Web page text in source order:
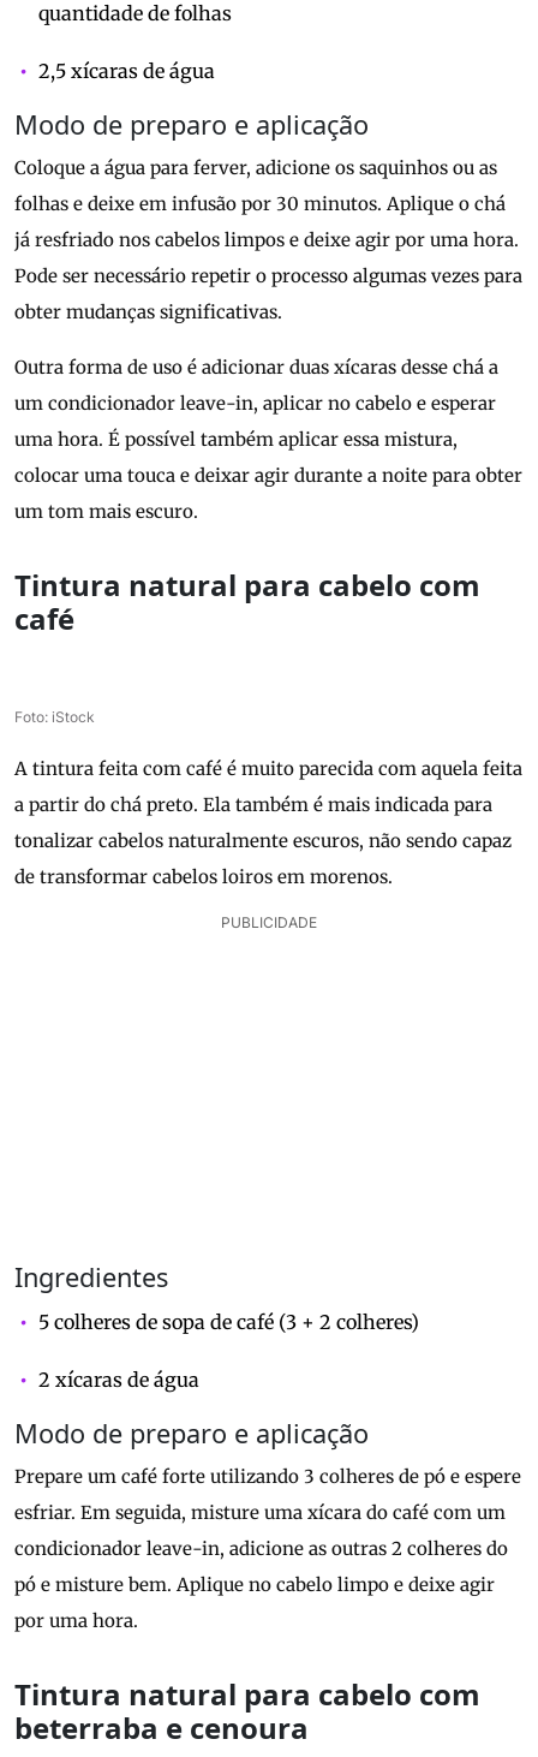
quantidade de folhas
2,5 xícaras de água
Modo de preparo e aplicação
Coloque a água para ferver, adicione os saquinhos ou as
folhas e deixe em infusão por 30 minutos. Aplique o chá
já resfriado nos cabelos limpos e deixe agir por uma hora.
Pode ser necessário repetir o processo algumas vezes para
obter mudanças significativas.
Outra forma de uso é adicionar duas xícaras desse chá a
um condicionador leave-in, aplicar no cabelo e esperar
uma hora. É possível também aplicar essa mistura,
colocar uma touca e deixar agir durante a noite para obter
um tom mais escuro.
Tintura natural para cabelo com
café
Foto: iStock
A tintura feita com café é muito parecida com aquela feita
a partir do chá preto. Ela também é mais indicada para
tonalizar cabelos naturalmente escuros, não sendo capaz
de transformar cabelos loiros em morenos.
PUBLICIDADE
Ingredientes
5 colheres de sopa de café (3 + 2 colheres)
2 xícaras de água
Modo de preparo e aplicação
Prepare um café forte utilizando 3 colheres de pó e espere
esfriar. Em seguida, misture uma xícara do café com um
condicionador leave-in, adicione as outras 2 colheres do
pó e misture bem. Aplique no cabelo limpo e deixe agir
por uma hora.
Tintura natural para cabelo com
beterraba e cenoura